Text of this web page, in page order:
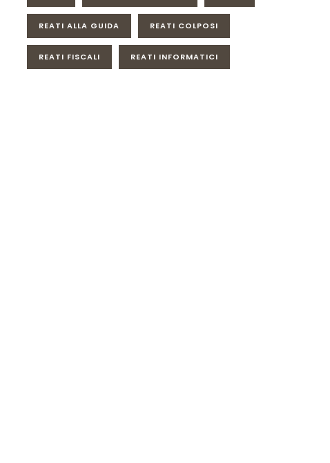
REATI ALLA GUIDA REATI COLPOSI
REATI FISCALI REATI INFORMATICI